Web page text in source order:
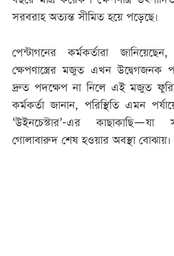
সরবরাহ অত্যন্ত সীমিত হয়ে পড়েছে।
পেন্টাগনের কর্মকর্তারা
ক্ষেপণাস্ত্রের মজুত এখন উদ্বেগজনক
দ্রুত পদক্ষেপ না নিলে এই মজুত
কর্মকর্তা জানান, পরিস্থিতি এমন
‘উইনচেস্টার’-এর কাছাকাছি—যা
গোলাবারুদ শেষ হওয়ার অবস্থা বোঝায়।